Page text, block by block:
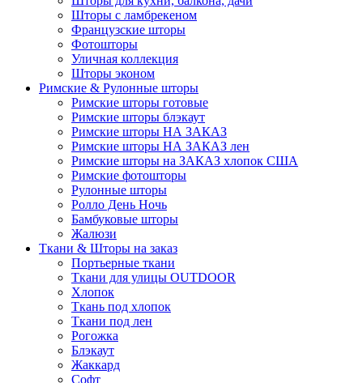
Шторы с ламбрекеном
Французские шторы
Фотошторы
Уличная коллекция
Шторы эконом
Римские & Рулонные шторы
Римские шторы готовые
Римские шторы блэкаут
Римские шторы НА ЗАКАЗ
Римские шторы НА ЗАКАЗ лен
Римские шторы на ЗАКАЗ хлопок США
Римские фотошторы
Рулонные шторы
Ролло День Ночь
Бамбуковые шторы
Жалюзи
Ткани & Шторы на заказ
Портьерные ткани
Ткани для улицы OUTDOOR
Хлопок
Ткань под хлопок
Ткани под лен
Рогожка
Блэкаут
Жаккард
Софт